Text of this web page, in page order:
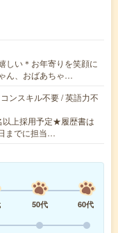
しい＊お年寄りを笑顔に
ん、おばあちゃ…
ンスキル不要 / 英語力不
上採用予定★履歴書は
までに担当…
50代
60代